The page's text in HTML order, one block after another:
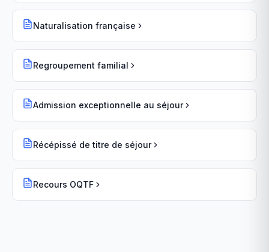
Naturalisation française
Regroupement familial
Admission exceptionnelle au séjour
Récépissé de titre de séjour
Recours OQTF